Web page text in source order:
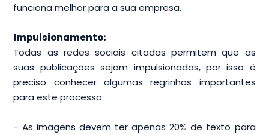
funciona melhor para a sua empresa.
Impulsionamento:
Todas as redes sociais citadas permitem que as
suas publicações sejam impulsionadas, por isso é
preciso conhecer algumas regrinhas importantes
para este processo:
- As imagens devem ter apenas 20% de texto para